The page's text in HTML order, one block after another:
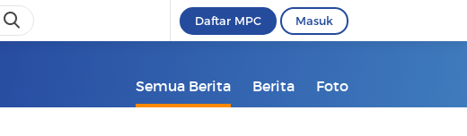
Daftar MPC Masuk
Semua Berita Berita Foto